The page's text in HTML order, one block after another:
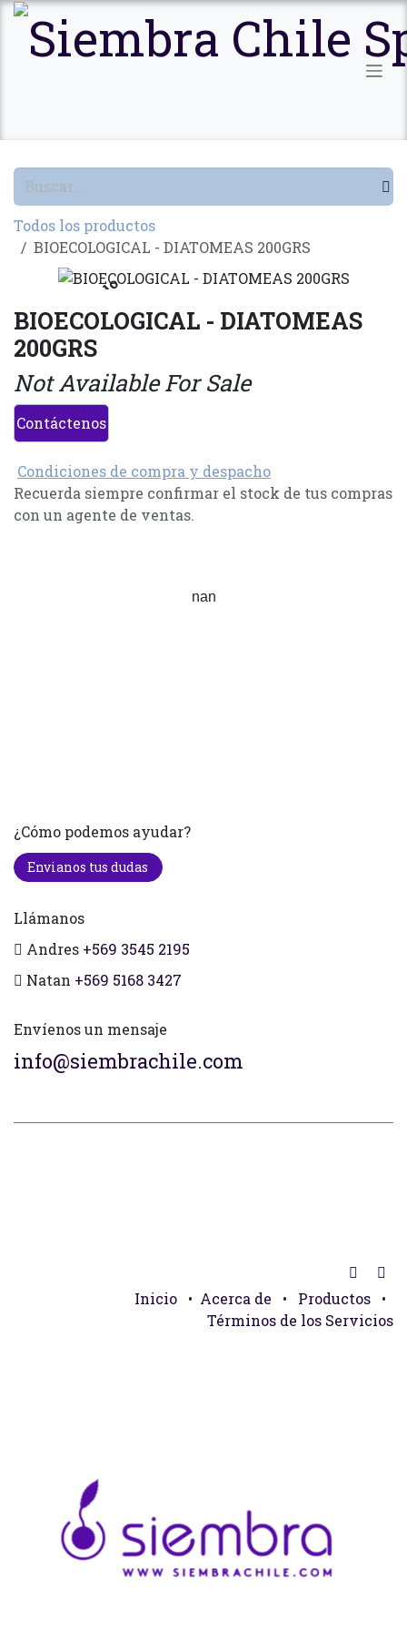
Ir al contenido
Todos los productos
BIOECOLOGICAL - DIATOMEAS 200GRS
Agotado
BIOECOLOGICAL - DIATOMEAS
200GRS
Not Available For Sale
Contáctenos
Condiciones de compra y despacho
Recuerda siempre confirmar el stock de tus compras
con un agente de ventas.
nan
¿Cómo podemos ayudar?
Envianos tus dudas
Llámanos
Andres +569 3545 2195
Natan +569 5168 3427
Envíenos un mensaje
info@siembrachile.com
Inicio • Acerca de • Productos
•
Términos de los Servicios